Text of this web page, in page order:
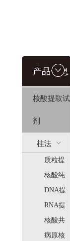
产品信息
核酸提取试
剂
柱法
质粒提
取
核酸纯
化
DNA提
取
RNA提
取
核酸共
提
病原核